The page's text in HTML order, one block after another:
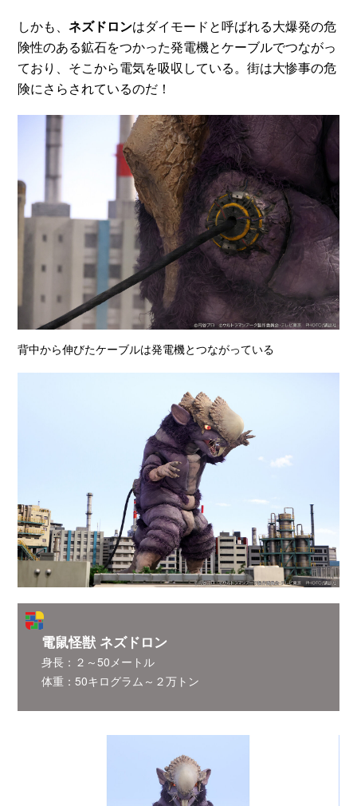
しかも、ネズドロンはダイモードと呼ばれる大爆発の危
険性のある鉱石をつかった発電機とケーブルでつながっ
ており、そこから電気を吸収している。街は大惨事の危
険にさらされているのだ！
背中から伸びたケーブルは発電機とつながっている
電鼠怪獣 ネズドロン
身長：２～50メートル
体重：50キログラム～２万トン